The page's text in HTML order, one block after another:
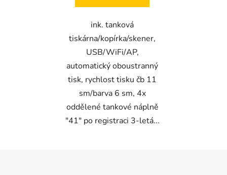
ink. tanková
tiskárna/kopírka/skener,
USB/WiFi/AP,
automatický oboustranný
tisk, rychlost tisku čb 11
sm/barva 6 sm, 4x
oddělené tankové náplně
"41" po registraci 3-letá...